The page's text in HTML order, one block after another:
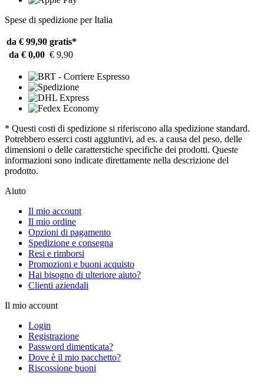
Spese di spedizione per Italia
da € 99,90 gratis*
da € 0,00 € 9,90
* Questi costi di spedizione si riferiscono alla spedizione standard.
Potrebbero esserci costi aggiuntivi, ad es. a causa del peso, delle
dimensioni o delle caratterstiche specifiche dei prodotti. Queste
informazioni sono indicate direttamente nella descrizione del
prodotto.
Aiuto
Il mio account
Il mio ordine
Opzioni di pagamento
Spedizione e consegna
Resi e rimborsi
Promozioni e buoni acquisto
Hai bisogno di ulteriore aiuto?
Clienti aziendali
Il mio account
Login
Registrazione
Password dimenticata?
Dove è il mio pacchetto?
Riscossione buoni